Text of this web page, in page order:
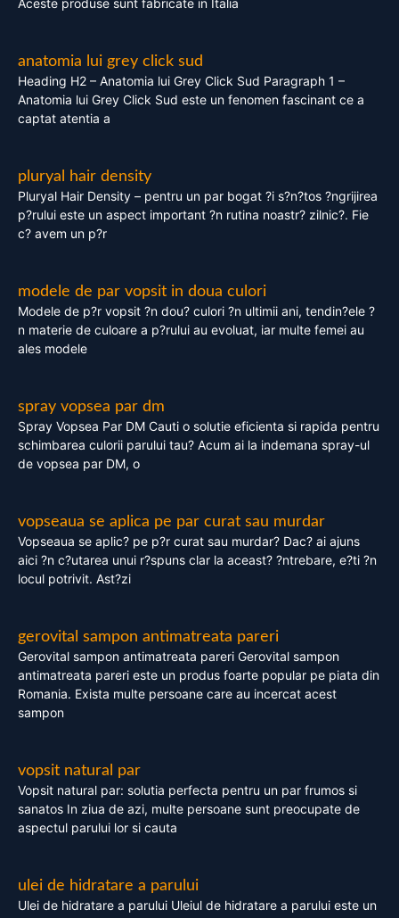
Aceste produse sunt fabricate in Italia
anatomia lui grey click sud
Heading H2 – Anatomia lui Grey Click Sud Paragraph 1 –
Anatomia lui Grey Click Sud este un fenomen fascinant ce a
captat atentia a
pluryal hair density
Pluryal Hair Density – pentru un par bogat ?i s?n?tos ?ngrijirea
p?rului este un aspect important ?n rutina noastr? zilnic?. Fie
c? avem un p?r
modele de par vopsit in doua culori
Modele de p?r vopsit ?n dou? culori ?n ultimii ani, tendin?ele ?
n materie de culoare a p?rului au evoluat, iar multe femei au
ales modele
spray vopsea par dm
Spray Vopsea Par DM Cauti o solutie eficienta si rapida pentru
schimbarea culorii parului tau? Acum ai la indemana spray-ul
de vopsea par DM, o
vopseaua se aplica pe par curat sau murdar
Vopseaua se aplic? pe p?r curat sau murdar? Dac? ai ajuns
aici ?n c?utarea unui r?spuns clar la aceast? ?ntrebare, e?ti ?n
locul potrivit. Ast?zi
gerovital sampon antimatreata pareri
Gerovital sampon antimatreata pareri Gerovital sampon
antimatreata pareri este un produs foarte popular pe piata din
Romania. Exista multe persoane care au incercat acest
sampon
vopsit natural par
Vopsit natural par: solutia perfecta pentru un par frumos si
sanatos In ziua de azi, multe persoane sunt preocupate de
aspectul parului lor si cauta
ulei de hidratare a parului
Ulei de hidratare a parului Uleiul de hidratare a parului este un